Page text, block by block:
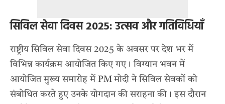
सिविल सेवा दिवस 2025: उत्सव और गतिविधियाँ
राष्ट्रीय सिविल सेवा दिवस 2025 के अवसर पर देश भर में
विभिन्न कार्यक्रम आयोजित किए गए। विग्यान भवन में
आयोजित मुख्य समारोह में PM मोदी ने सिविल सेवकों को
संबोधित करते हुए उनके योगदान की सराहना की। इस दौरान